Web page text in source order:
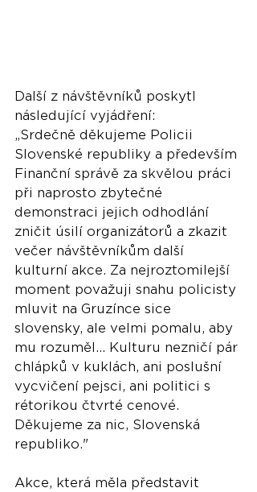
Další z návštěvníků poskytl
následující vyjádření:
„Srdečně děkujeme Policii
Slovenské republiky a především
Finanční správě za skvělou práci
při naprosto zbytečné
demonstraci jejich odhodlání
zničit úsilí organizátorů a zkazit
večer návštěvníkům další
kulturní akce. Za nejroztomilejší
moment považuji snahu policisty
mluvit na Gruzínce sice
slovensky, ale velmi pomalu, aby
mu rozuměl... Kulturu nezničí pár
chlápků v kuklách, ani poslušní
vycvičení pejsci, ani politici s
rétorikou čtvrté cenové.
Děkujeme za nic, Slovenská
republiko."
Akce, která měla představit